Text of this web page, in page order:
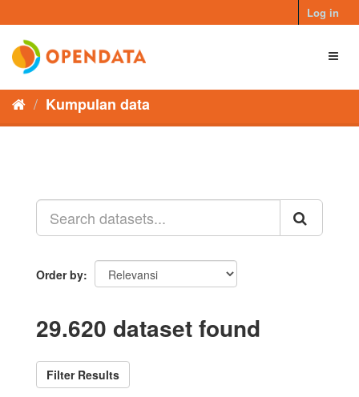
to
content
Log in
Kumpulan data
Order by
29.620 dataset found
Filter Results